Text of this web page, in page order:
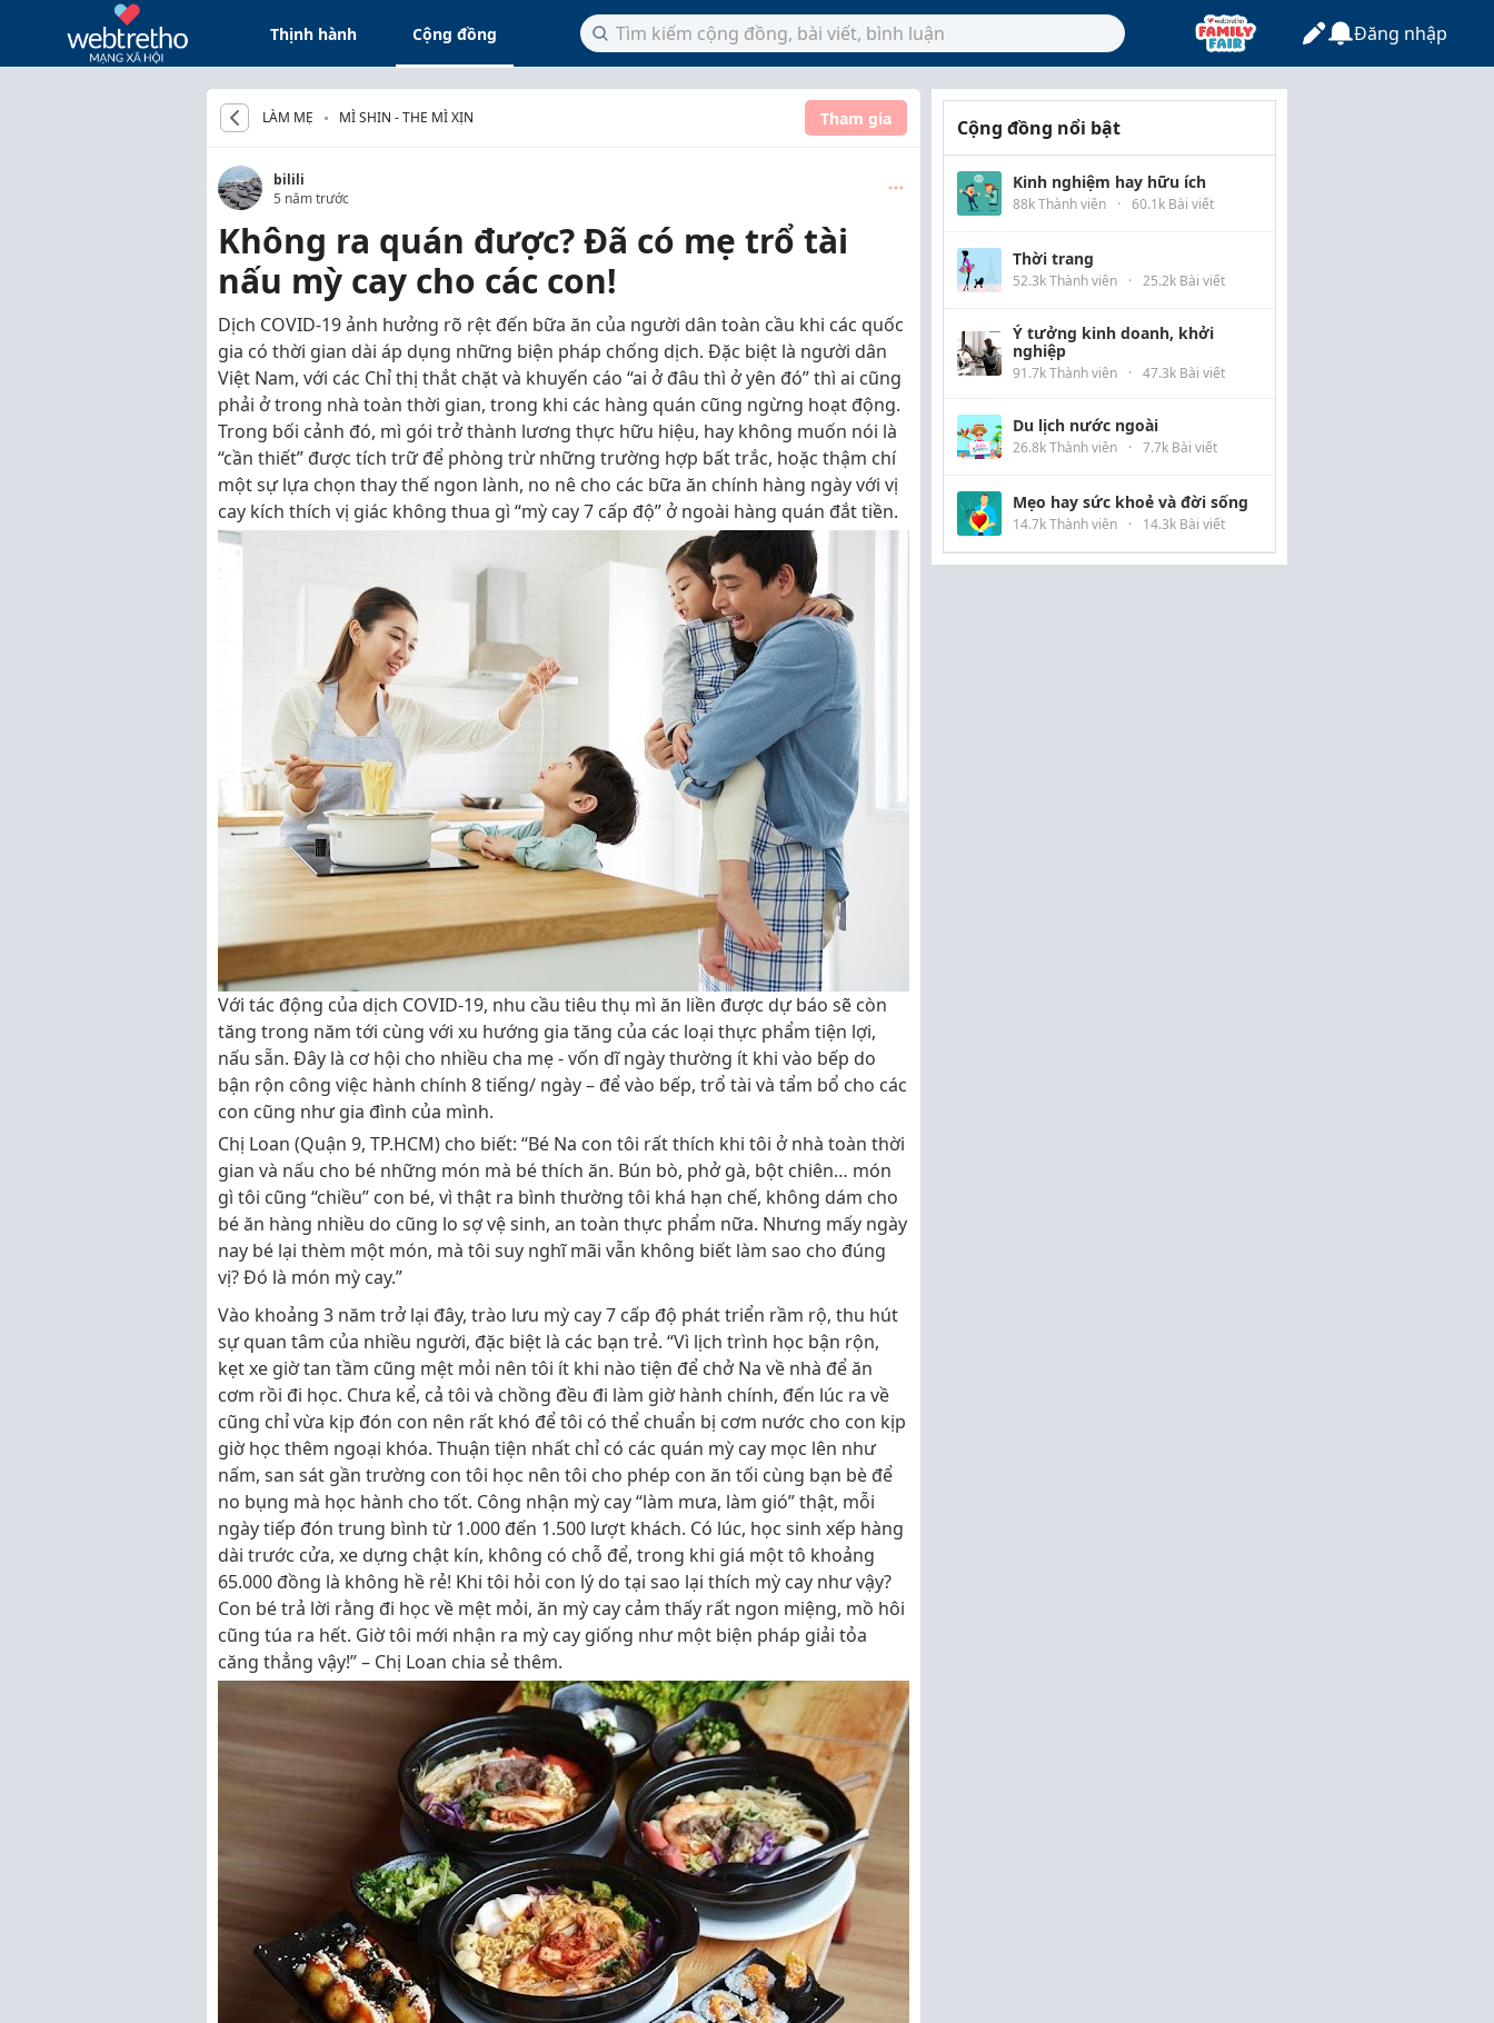
Thịnh hành Cộng đồng Đăng nhập
LÀM MẸ MÌ SHIN - THE MÌ XỊN Tham gia
bilili
5 năm trước
Không ra quán được? Đã có mẹ trổ tài
nấu mỳ cay cho các con!
Dịch COVID-19 ảnh hưởng rõ rệt đến bữa ăn của người dân toàn cầu khi các quốc
gia có thời gian dài áp dụng những biện pháp chống dịch. Đặc biệt là người dân
Việt Nam, với các Chỉ thị thắt chặt và khuyến cáo “ai ở đâu thì ở yên đó” thì ai cũng
phải ở trong nhà toàn thời gian, trong khi các hàng quán cũng ngừng hoạt động.
Trong bối cảnh đó, mì gói trở thành lương thực hữu hiệu, hay không muốn nói là
“cần thiết” được tích trữ để phòng trừ những trường hợp bất trắc, hoặc thậm chí
một sự lựa chọn thay thế ngon lành, no nê cho các bữa ăn chính hàng ngày với vị
cay kích thích vị giác không thua gì “mỳ cay 7 cấp độ” ở ngoài hàng quán đắt tiền.
Với tác động của dịch COVID-19, nhu cầu tiêu thụ mì ăn liền được dự báo sẽ còn
tăng trong năm tới cùng với xu hướng gia tăng của các loại thực phẩm tiện lợi,
nấu sẵn. Đây là cơ hội cho nhiều cha mẹ - vốn dĩ ngày thường ít khi vào bếp do
bận rộn công việc hành chính 8 tiếng/ ngày – để vào bếp, trổ tài và tẩm bổ cho các
con cũng như gia đình của mình.
Chị Loan (Quận 9, TP.HCM) cho biết: “Bé Na con tôi rất thích khi tôi ở nhà toàn thời
gian và nấu cho bé những món mà bé thích ăn. Bún bò, phở gà, bột chiên… món
gì tôi cũng “chiều” con bé, vì thật ra bình thường tôi khá hạn chế, không dám cho
bé ăn hàng nhiều do cũng lo sợ vệ sinh, an toàn thực phẩm nữa. Nhưng mấy ngày
nay bé lại thèm một món, mà tôi suy nghĩ mãi vẫn không biết làm sao cho đúng
vị? Đó là món mỳ cay.”
Vào khoảng 3 năm trở lại đây, trào lưu mỳ cay 7 cấp độ phát triển rầm rộ, thu hút
sự quan tâm của nhiều người, đặc biệt là các bạn trẻ. “Vì lịch trình học bận rộn,
kẹt xe giờ tan tầm cũng mệt mỏi nên tôi ít khi nào tiện để chở Na về nhà để ăn
cơm rồi đi học. Chưa kể, cả tôi và chồng đều đi làm giờ hành chính, đến lúc ra về
cũng chỉ vừa kịp đón con nên rất khó để tôi có thể chuẩn bị cơm nước cho con kịp
giờ học thêm ngoại khóa. Thuận tiện nhất chỉ có các quán mỳ cay mọc lên như
nấm, san sát gần trường con tôi học nên tôi cho phép con ăn tối cùng bạn bè để
no bụng mà học hành cho tốt. Công nhận mỳ cay “làm mưa, làm gió” thật, mỗi
ngày tiếp đón trung bình từ 1.000 đến 1.500 lượt khách. Có lúc, học sinh xếp hàng
dài trước cửa, xe dựng chật kín, không có chỗ để, trong khi giá một tô khoảng
65.000 đồng là không hề rẻ! Khi tôi hỏi con lý do tại sao lại thích mỳ cay như vậy?
Con bé trả lời rằng đi học về mệt mỏi, ăn mỳ cay cảm thấy rất ngon miệng, mồ hôi
cũng túa ra hết. Giờ tôi mới nhận ra mỳ cay giống như một biện pháp giải tỏa
căng thẳng vậy!” – Chị Loan chia sẻ thêm.
Cộng đồng nổi bật
Kinh nghiệm hay hữu ích
88k Thành viên · 60.1k Bài viết
Thời trang
52.3k Thành viên · 25.2k Bài viết
Ý tưởng kinh doanh, khởi
nghiệp
91.7k Thành viên · 47.3k Bài viết
Du lịch nước ngoài
26.8k Thành viên · 7.7k Bài viết
Mẹo hay sức khoẻ và đời sống
14.7k Thành viên · 14.3k Bài viết